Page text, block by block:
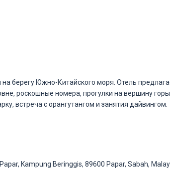
берегу Южно-Китайского моря. Отель
роскошные номера, прогулки на вершину
встреча с орангутангом и занятия дайвингом.
Kampung Beringgis, 89600 Papar, Sabah,